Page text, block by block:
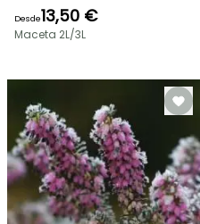
Desde13,50 €
Maceta 2L/3L